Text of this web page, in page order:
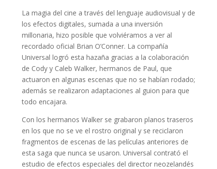
La magia del cine a través del lenguaje audiovisual y de
los efectos digitales, sumada a una inversión
millonaria, hizo posible que volviéramos a ver al
recordado oficial Brian O’Conner. La compañía
Universal logró esta hazaña gracias a la colaboración
de Cody y Caleb Walker, hermanos de Paul, que
actuaron en algunas escenas que no se habían rodado;
además se realizaron adaptaciones al guion para que
todo encajara.
Con los hermanos Walker se grabaron planos traseros
en los que no se ve el rostro original y se reciclaron
fragmentos de escenas de las películas anteriores de
esta saga que nunca se usaron. Universal contrató el
estudio de efectos especiales del director neozelandés